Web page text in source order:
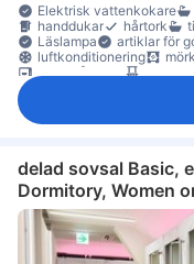
Elektrisk vattenkokare
handdukar
hårtork
Läslampa
artiklar för
luftkonditionering
mikrovågsugn
delad sovsal Basic,
Dormitory, Women